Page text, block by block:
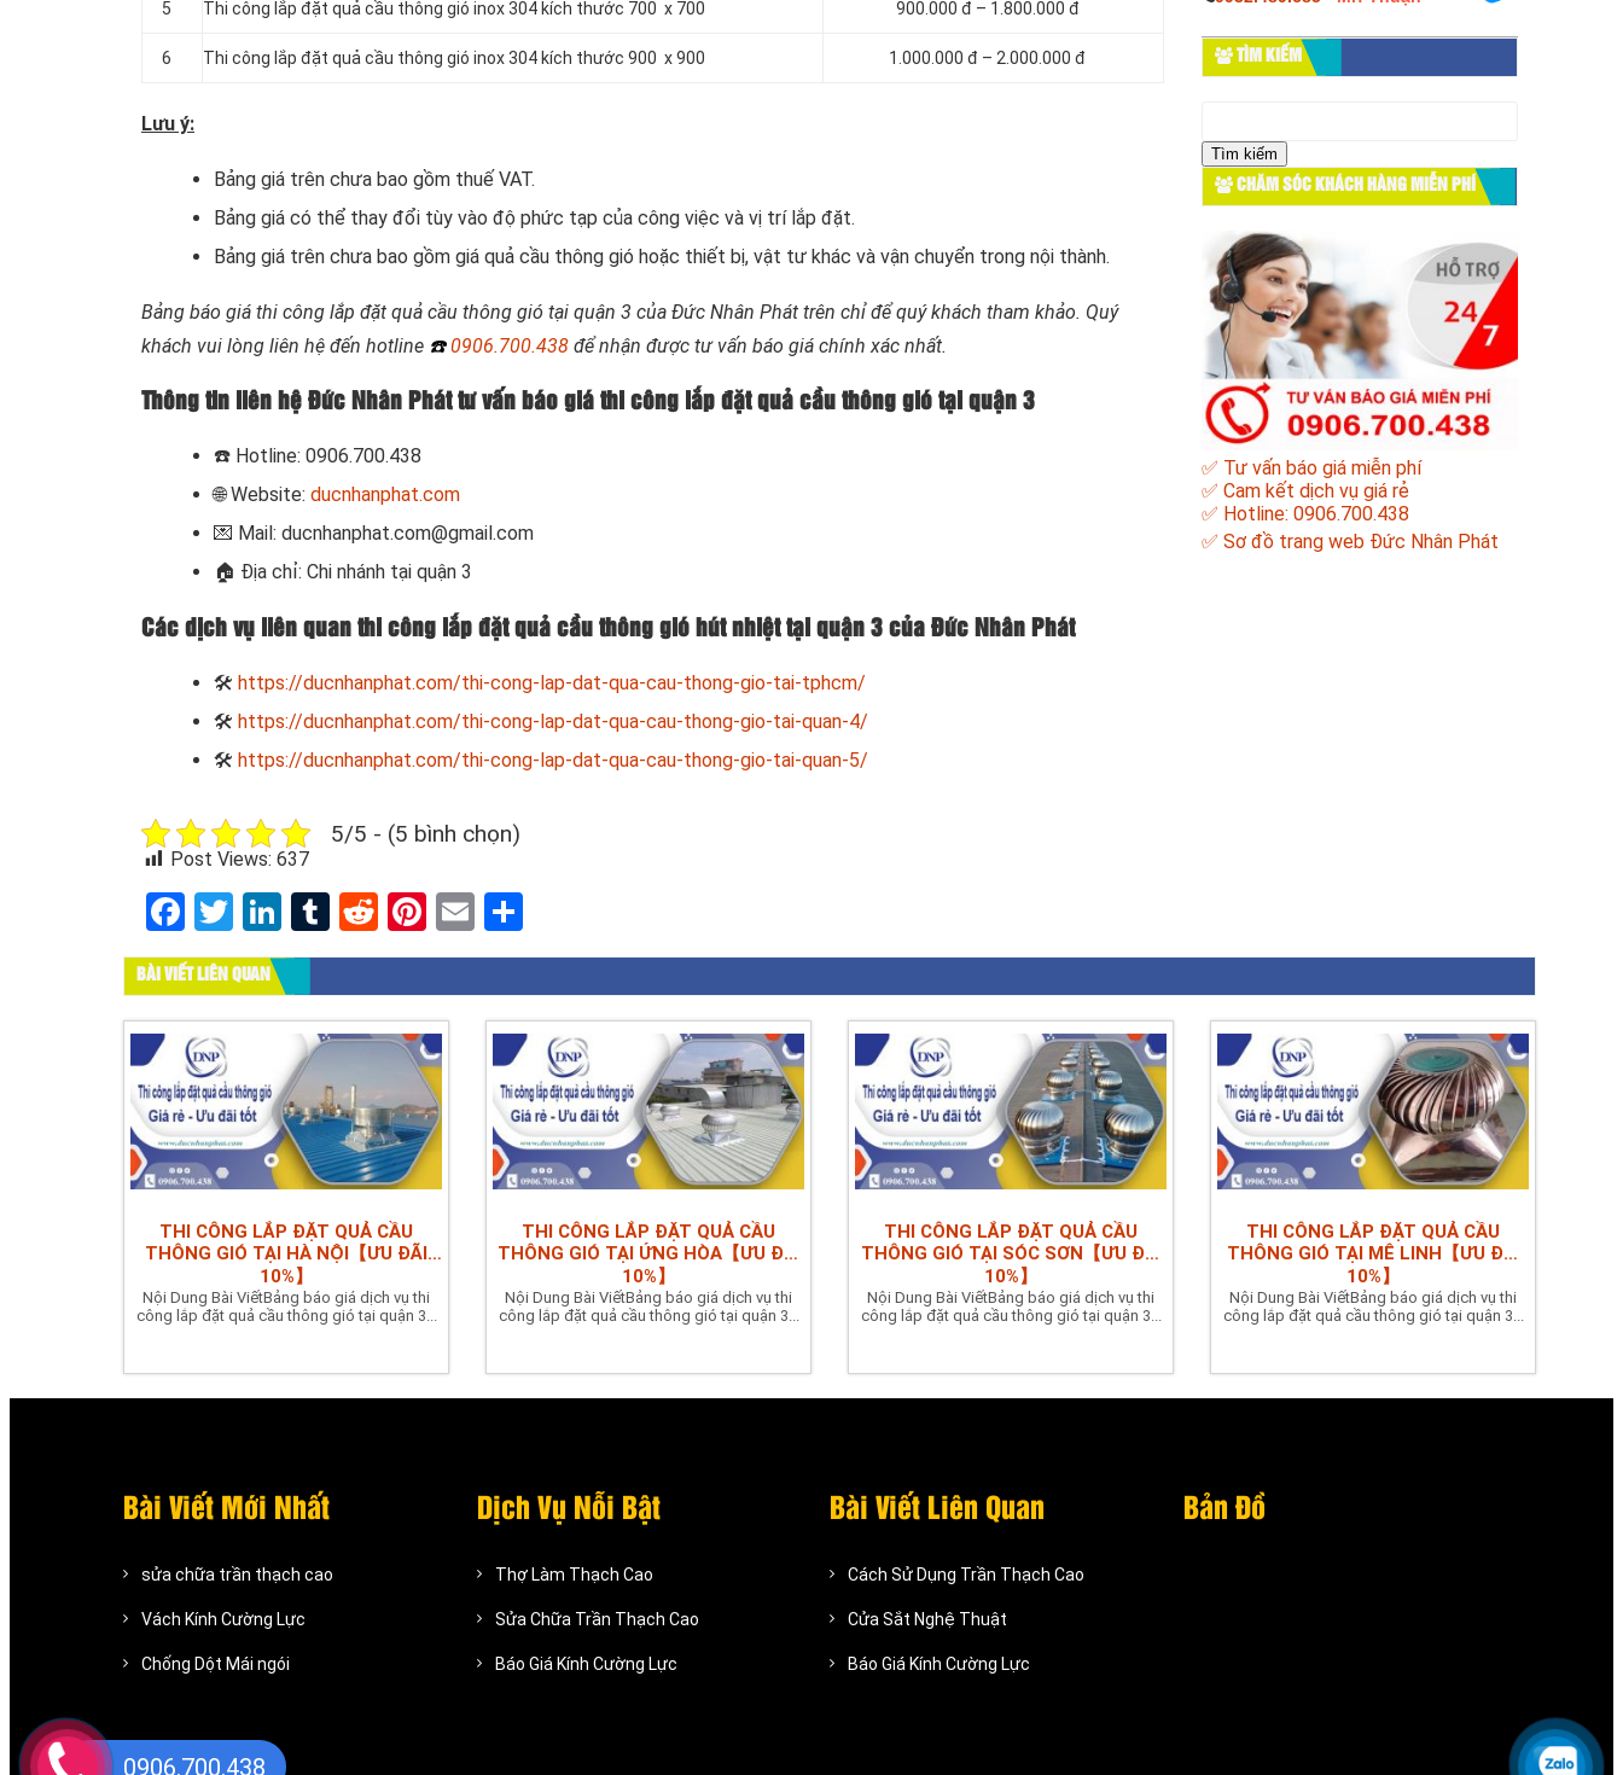
5 Thi công lắp đặt quả cầu thông gió inox 304 kích thước 700 x 700 900.000 đ – 1.800.000 đ
6 Thi công lắp đặt quả cầu thông gió inox 304 kích thước 900 x 900 1.000.000 đ – 2.000.000 đ
Lưu ý:
Bảng giá trên chưa bao gồm thuế VAT.
Bảng giá có thể thay đổi tùy vào độ phức tạp của công việc và vị trí lắp đặt.
Bảng giá trên chưa bao gồm giá quả cầu thông gió hoặc thiết bị, vật tư khác và vận chuyển trong nội thành.
Bảng báo giá thi công lắp đặt quả cầu thông gió tại quận 3 của Đức Nhân Phát trên chỉ để quý khách tham khảo. Quý
khách vui lòng liên hệ đến hotline ☎️0906.700.438 để nhận được tư vấn báo giá chính xác nhất.
Thông tin liên hệ Đức Nhân Phát tư vấn báo giá thi công lắp đặt quả cầu thông gió tại quận 3
☎️ Hotline: 0906.700.438
🌐 Website: ducnhanphat.com
💌 Mail: ducnhanphat.com@gmail.com
🏠 Địa chỉ: Chi nhánh tại quận 3
Các dịch vụ liên quan thi công lắp đặt quả cầu thông gió hút nhiệt tại quận 3 của Đức Nhân Phát
🛠 https://ducnhanphat.com/thi-cong-lap-dat-qua-cau-thong-gio-tai-tphcm/
🛠 https://ducnhanphat.com/thi-cong-lap-dat-qua-cau-thong-gio-tai-quan-4/
🛠 https://ducnhanphat.com/thi-cong-lap-dat-qua-cau-thong-gio-tai-quan-5/
5/5 - (5 bình chọn)
Post Views: 637
Facebook
Twitter
LinkedIn
Tumblr
RedditPinterest
Email
TÌM KIẾM
cho:
CHĂM SÓC KHÁCH HÀNG MIỄN PHÍ
✅ Tư vấn báo giá miễn phí
✅ Cam kết dịch vụ giá rẻ
✅ Hotline: 0906.700.438
✅ Sơ đồ trang web Đức Nhân Phát
BÀI VIẾT LIÊN QUAN
THI CÔNG LẮP ĐẶT QUẢ CẦU
THÔNG GIÓ TẠI HÀ NỘI【ƯU ĐÃI
10%】
Nội Dung Bài ViếtBảng báo giá dịch vụ thi
công lắp đặt quả cầu thông gió tại quận 3...
THI CÔNG LẮP ĐẶT QUẢ CẦU
THÔNG GIÓ TẠI ỨNG HÒA【ƯU ĐÃI
10%】
Nội Dung Bài ViếtBảng báo giá dịch vụ thi
công lắp đặt quả cầu thông gió tại quận 3...
THI CÔNG LẮP ĐẶT QUẢ CẦU
THÔNG GIÓ TẠI SÓC SƠN【ƯU ĐÃI
10%】
Nội Dung Bài ViếtBảng báo giá dịch vụ thi
công lắp đặt quả cầu thông gió tại quận 3...
THI CÔNG LẮP ĐẶT QUẢ CẦU
THÔNG GIÓ TẠI MÊ LINH【ƯU ĐÃI
10%】
Nội Dung Bài ViếtBảng báo giá dịch vụ thi
công lắp đặt quả cầu thông gió tại quận 3...
Bài Viết Mới Nhất
sửa chữa trần thạch cao
Vách Kính Cường Lực
Chống Dột Mái ngói
Dịch Vụ Nỗi Bật
Thợ Làm Thạch Cao
Sửa Chữa Trần Thạch Cao
Báo Giá Kính Cường Lực
Bài Viết Liên Quan
Cách Sử Dụng Trần Thạch Cao
Cửa Sắt Nghệ Thuật
Báo Giá Kính Cường Lực
Bản Đồ
0906.700.438